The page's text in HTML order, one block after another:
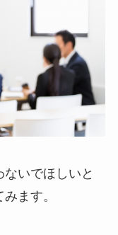
いでほしいと
ます。